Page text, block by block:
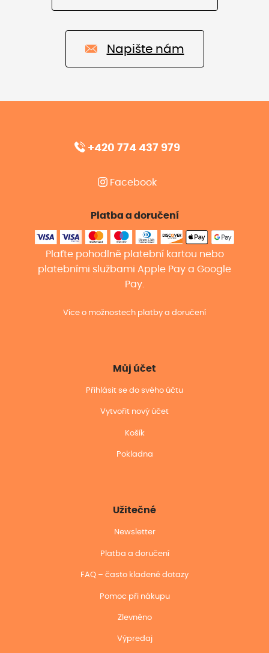
Napište nám
+420 774 437 979
Facebook
Platba a doručení
Plaťte pohodlně platební kartou nebo
platebními službami Apple Pay a Google
Pay.
Více o možnostech platby a doručení
Můj účet
Přihlásit se do svého účtu
Vytvořit nový účet
Košík
Pokladna
Užitečné
Newsletter
Platba a doručení
FAQ – často kladené dotazy
Pomoc při nákupu
Zlevněno
Výpredaj